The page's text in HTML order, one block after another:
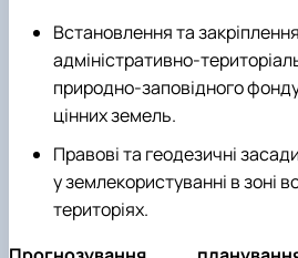
Встановлення та
адміністративно-
природно-заповідного
цінних земель.
Правові та геодезичні
у землекористуванні в зоні
територіях.